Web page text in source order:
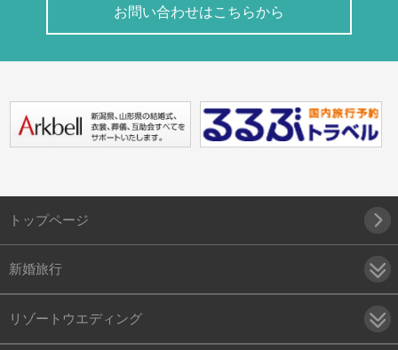
お問い合わせはこちらから
トップページ
新婚旅行
リゾートウエディング